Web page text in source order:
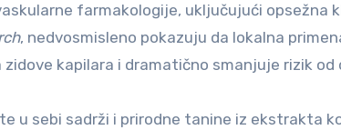
farmakologije, uključujući opsežna
, nedvosmisleno pokazuju da lokalna
kapilara i dramatično smanjuje rizik od
u sebi sadrži i prirodne tanine iz ekstrakta